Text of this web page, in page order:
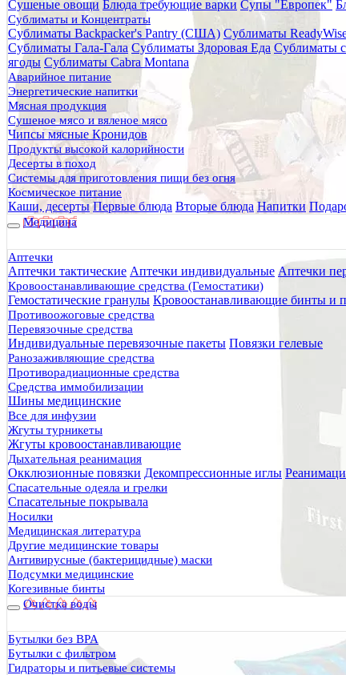
Сушеные овощи Блюда требующие варки Супы "Европек"
Сублиматы и Концентраты
Сублиматы Backpacker's Pantry (США) Сублиматы
Сублиматы Гала-Гала Сублиматы Здоровая Еда Сублиматы
ягоды Сублиматы Cabra Montana
Аварийное питание
Энергетические напитки
Мясная продукция
Сушеное мясо и вяленое мясо
Чипсы мясные Кронидов
Продукты высокой калорийности
Десерты в поход
Системы для приготовления пищи без огня
Космическое питание
Каши, десерты Первые блюда Вторые блюда Напитки
Медицина
Аптечки
Аптечки тактические Аптечки индивидуальные Аптечки
Кровоостанавливающие средства (Гемостатики)
Гемостатические гранулы Кровоостанавливающие бинты и
Противоожоговые средства
Перевязочные средства
Индивидуальные перевязочные пакеты Повязки гелевые
Ранозаживляющие средства
Противорадиационные средства
Средства иммобилизации
Шины медицинские
Все для инфузии
Жгуты турникеты
Жгуты кровоостанавливающие
Дыхательная реанимация
Окклюзионные повязки Декомпрессионные иглы
Спасательные одеяла и грелки
Спасательные покрывала
Носилки
Медицинская литература
Другие медицинские товары
Антивирусные (бактерицидные) маски
Подсумки медицинские
Когезивные бинты
Очистка воды
Бутылки без BPA
Бутылки с фильтром
Гидраторы и питьевые системы
Главная
Каталог товаров
Медицина
Спасательные одеяла и грелки
Спасательные покрывала
Термоизолирующее полотно LEAF
Термоизолирующее